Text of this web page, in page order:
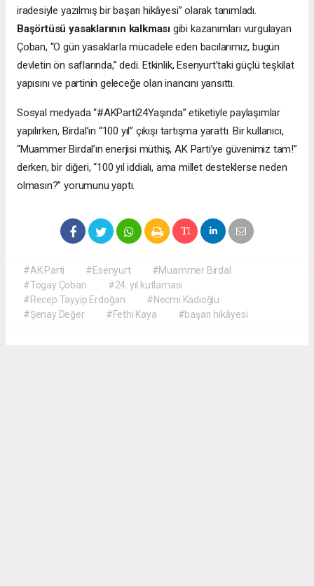
iradesiyle yazılmış bir başarı hikâyesi” olarak tanımladı.
Başörtüsü yasaklarının kalkması gibi kazanımları vurgulayan
Çoban, “O gün yasaklarla mücadele eden bacılarımız, bugün
devletin ön saflarında,” dedi. Etkinlik, Esenyurt’taki güçlü teşkilat
yapısını ve partinin geleceğe olan inancını yansıttı.
Sosyal medyada “#AKParti24Yaşında” etiketiyle paylaşımlar
yapılırken, Birdal’ın “100 yıl” çıkışı tartışma yarattı. Bir kullanıcı,
“Muammer Birdal’ın enerjisi müthiş, AK Parti’ye güvenimiz tam!”
derken, bir diğeri, “100 yıl iddialı, ama millet desteklerse neden
olmasın?” yorumunu yaptı.
#AK Parti #Esenyurt
#Muammer Birdal
#Togay Çoban
#24. yıl kutlaması
#Recep Tayyip Erdoğan
#Necmi Kadıoğlu
#Şenay Değer
#Fethi Kaya #başarı hikâyesi